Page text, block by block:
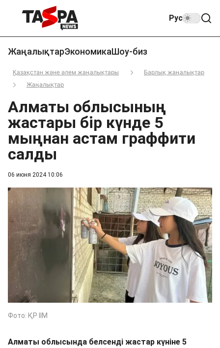
Рус
ЖаңалықтарЭкономикаШоу-биз
Қазақстан және әлем жаңалықтары
Барлық жаңалықтар
Жаңалықтар
06 июня 2024 10:06
Алматы облысының
жастары бір күнде 5
мыңнан астам граффити
салды
Фото: ҚР ІІМ
Алматы облысында белсенді жастар күніне 5